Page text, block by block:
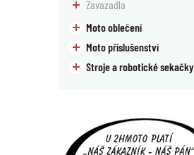
Zavazadla
Moto oblečení
Moto příslušenství
Stroje a robotické sekačky